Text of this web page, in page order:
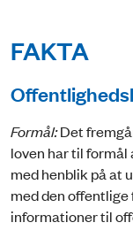
FAKTA
Formål:Det
loven har til formål
med henblik på at
med den
informationer til